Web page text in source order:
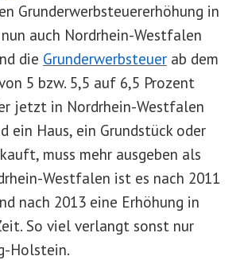
Grunderwerbsteuererhöhung in
nun auch Nordrhein-Westfalen
die Grunderwerbsteuer ab dem
5 bzw. 5,5 auf 6,5 Prozent
jetzt in Nordrhein-Westfalen
ein Haus, ein Grundstück oder
muss mehr ausgeben als
Westfalen ist es nach 2011
nach 2013 eine Erhöhung in
So viel verlangt sonst nur
Holstein.